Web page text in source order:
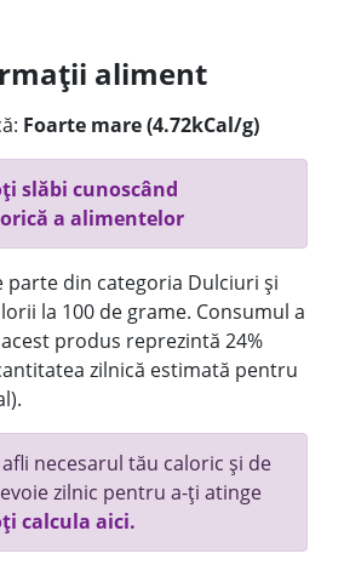
aliment
Foarte mare (4.72kCal/g)
slăbi cunoscând
a alimentelor
parte din categoria Dulciuri și
la 100 de grame. Consumul a
produs reprezintă 24%
zilnică estimată pentru
necesarul tău caloric și de
zilnic pentru a-ți atinge
calcula aici.